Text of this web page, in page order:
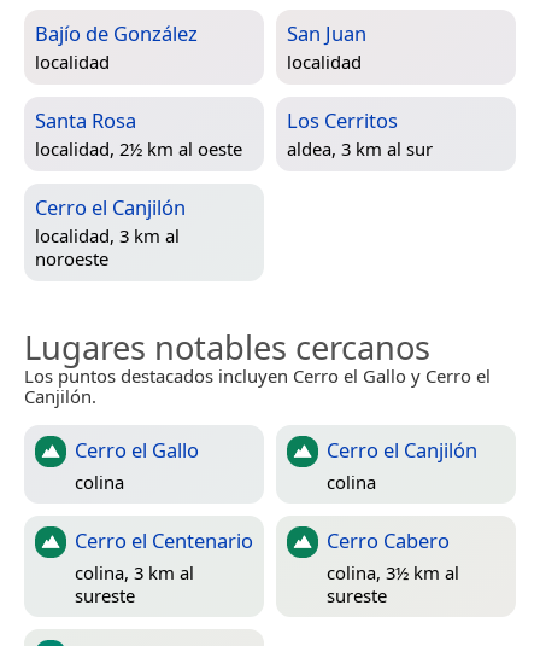
Bajío de González
localidad
San Juan
localidad
Santa Rosa
localidad, 2½ km al oeste
Los Cerritos
aldea, 3 km al sur
Cerro el Canjilón
localidad, 3 km al
noroeste
Lugares notables cercanos
Los puntos destacados incluyen Cerro el Gallo y Cerro el
Canjilón.
Cerro el Gallo
colina
Cerro el Canjilón
colina
Cerro el Centenario
colina, 3 km al
sureste
Cerro Cabero
colina, 3½ km al
sureste